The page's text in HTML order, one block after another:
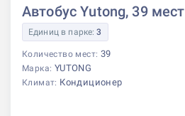
Автобус Yutong, 39 мест
Единиц в парке:3
Количество мест: 39
Марка: YUTONG
Климат: Кондиционер